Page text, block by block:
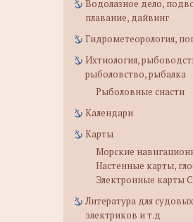
Водолазное дело,
плавание, дайвинг
Гидрометеорология,
Ихтиология,
рыболовство, рыбалка
Рыболовные снасти
Календари
Карты
Морские
Настенные карты,
Электронные карты
Литература для
электриков и т.д